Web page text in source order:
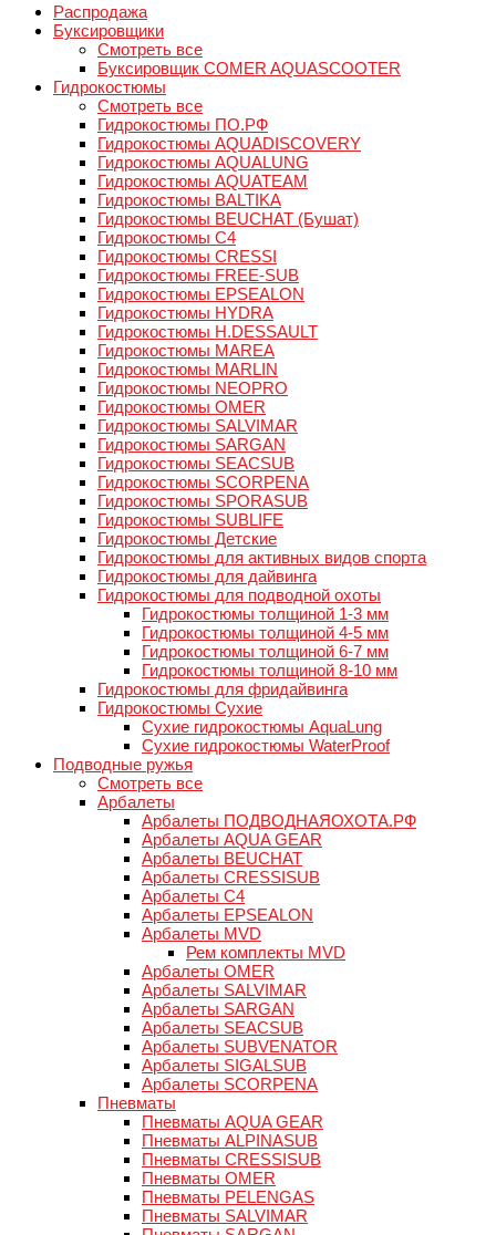
Распродажа
Буксировщики
Смотреть все
Буксировщик COMER AQUASCOOTER
Гидрокостюмы
Смотреть все
Гидрокостюмы ПО.РФ
Гидрокостюмы AQUADISCOVERY
Гидрокостюмы AQUALUNG
Гидрокостюмы AQUATEAM
Гидрокостюмы BALTIKA
Гидрокостюмы BEUCHAT (Бушат)
Гидрокостюмы C4
Гидрокостюмы CRESSI
Гидрокостюмы FREE-SUB
Гидрокостюмы EPSEALON
Гидрокостюмы HYDRA
Гидрокостюмы H.DESSAULT
Гидрокостюмы MAREA
Гидрокостюмы MARLIN
Гидрокостюмы NEOPRO
Гидрокостюмы OMER
Гидрокостюмы SALVIMAR
Гидрокостюмы SARGAN
Гидрокостюмы SEACSUB
Гидрокостюмы SCORPENA
Гидрокостюмы SPORASUB
Гидрокостюмы SUBLIFE
Гидрокостюмы Детские
Гидрокостюмы для активных видов спорта
Гидрокостюмы для дайвинга
Гидрокостюмы для подводной охоты
Гидрокостюмы толщиной 1-3 мм
Гидрокостюмы толщиной 4-5 мм
Гидрокостюмы толщиной 6-7 мм
Гидрокостюмы толщиной 8-10 мм
Гидрокостюмы для фридайвинга
Гидрокостюмы Сухие
Сухие гидрокостюмы AquaLung
Сухие гидрокостюмы WaterProof
Подводные ружья
Смотреть все
Арбалеты
Арбалеты ПОДВОДНАЯОХОТА.РФ
Арбалеты AQUA GEAR
Арбалеты BEUCHAT
Арбалеты CRESSISUB
Арбалеты C4
Арбалеты EPSEALON
Арбалеты MVD
Рем комплекты MVD
Арбалеты OMER
Арбалеты SALVIMAR
Арбалеты SARGAN
Арбалеты SEACSUB
Арбалеты SUBVENATOR
Арбалеты SIGALSUB
Арбалеты SCORPENA
Пневматы
Пневматы AQUA GEAR
Пневматы ALPINASUB
Пневматы CRESSISUB
Пневматы OMER
Пневматы PELENGAS
Пневматы SALVIMAR